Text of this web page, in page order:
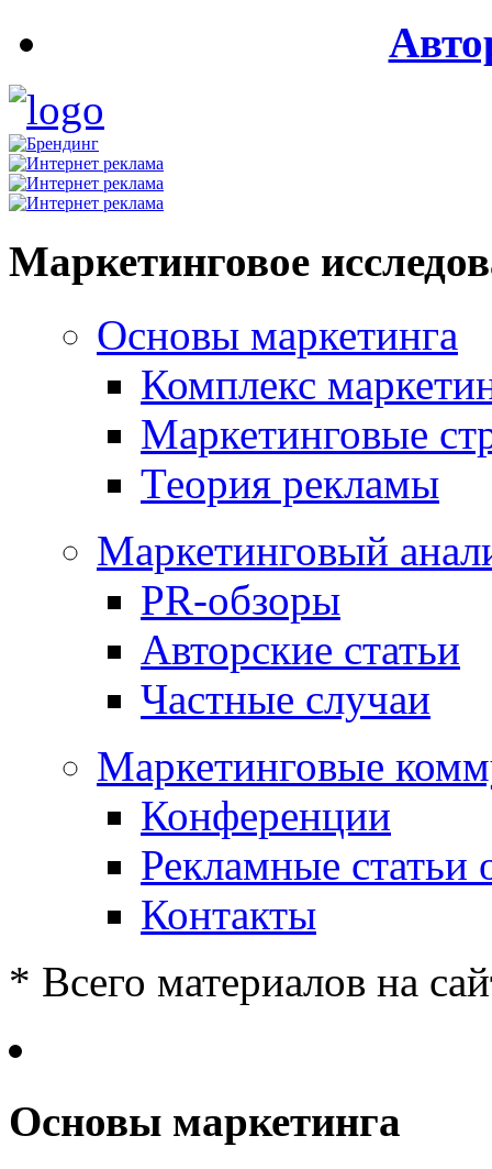
Маркетинговое
Основы маркетинга
Комплекс
Маркетинговые
Теория рекламы
Маркетинговый
PR-обзоры
Авторские статьи
Частные случаи
Маркетинговые
Конференции
Рекламные статьи
Контакты
* Всего материалов на
Основы маркетинга